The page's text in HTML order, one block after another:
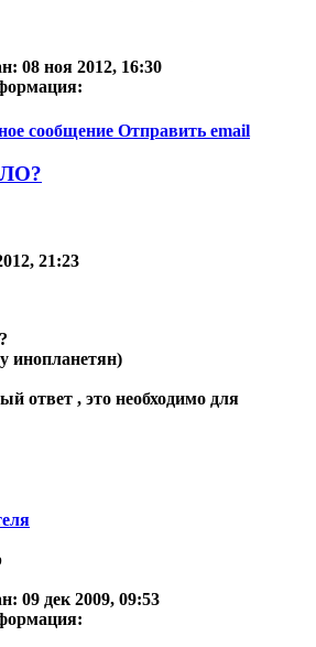
08 ноя 2012, 16:30
сообщение Отправить email
21:23
инопланетян)
ответ , это необходимо для
09 дек 2009, 09:53